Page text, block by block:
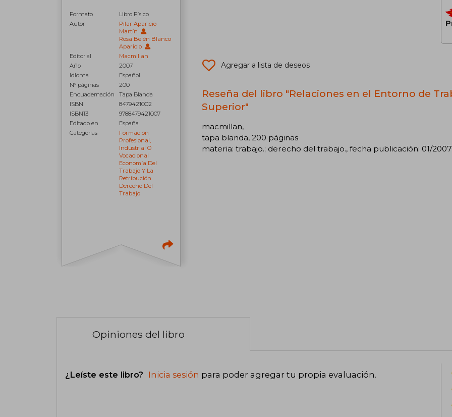
Formato
Libro Físico
Autor
Pilar Aparicio
Martín
Rosa Belén Blanco
Aparicio
Editorial
Macmillan
Año
2007
Idioma
Español
N° páginas
200
Encuadernación
Tapa Blanda
ISBN
8479421002
ISBN13
9788479421007
Editado en
España
Categorías
Formación
Profesional,
Industrial O
Vocacional
Economía Del
Trabajo Y La
Retribución
Derecho Del
Trabajo
Agregar a lista de deseos
Reseña del libro "Relaciones en el Entorno de
Superior"
macmillan,
tapa blanda, 200 páginas
materia: trabajo.; derecho del trabajo., fecha publicación: 01/2007
Opiniones del libro
¿Leíste este libro? Inicia sesión para poder agregar tu propia evaluación.